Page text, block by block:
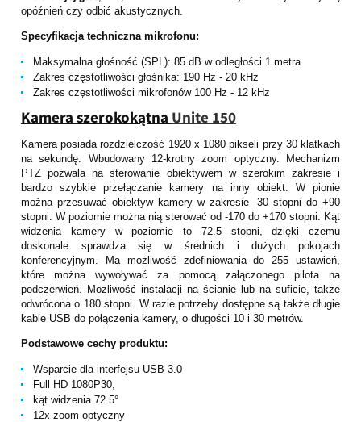
opóźnień czy odbić akustycznych.
Specyfikacja techniczna mikrofonu:
Maksymalna głośność (SPL): 85 dB w odległości 1 metra.
Zakres częstotliwości głośnika: 190 Hz - 20 kHz
Zakres częstotliwości mikrofonów 100 Hz - 12 kHz
Kamera szerokokątna Unite 150
Kamera posiada rozdzielczość 1920 x 1080 pikseli przy 30 klatkach
na sekundę. Wbudowany 12-krotny zoom optyczny. Mechanizm
PTZ pozwala na sterowanie obiektywem w szerokim zakresie i
bardzo szybkie przełączanie kamery na inny obiekt. W pionie
można przesuwać obiektyw kamery w zakresie -30 stopni do +90
stopni. W poziomie można nią sterować od -170 do +170 stopni. Kąt
widzenia kamery w poziomie to 72.5 stopni, dzięki czemu
doskonale sprawdza się w średnich i dużych pokojach
konferencyjnym. Ma możliwość zdefiniowania do 255 ustawień,
które można wywoływać za pomocą załączonego pilota na
podczerwień. Możliwość instalacji na ścianie lub na suficie, także
odwrócona o 180 stopni. W razie potrzeby dostępne są także długie
kable USB do połączenia kamery, o długości 10 i 30 metrów.
Podstawowe cechy produktu:
Wsparcie dla interfejsu USB 3.0
Full HD 1080P30,
kąt widzenia 72.5°
12x zoom optyczny